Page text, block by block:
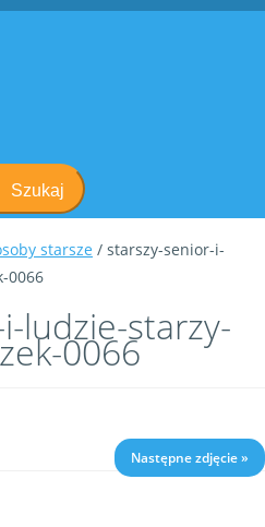
Szukaj
starsze / starszy-senior-i-
0066
ludzie-starzy-
0066
Następne zdjęcie »